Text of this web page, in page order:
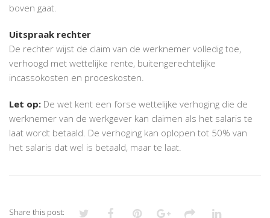
boven gaat.
Uitspraak rechter
De rechter wijst de claim van de werknemer volledig toe,
verhoogd met wettelijke rente, buitengerechtelijke
incassokosten en proceskosten.
Let op: De wet kent een forse wettelijke verhoging die de
werknemer van de werkgever kan claimen als het salaris te
laat wordt betaald. De verhoging kan oplopen tot 50% van
het salaris dat wel is betaald, maar te laat.
Share this post: